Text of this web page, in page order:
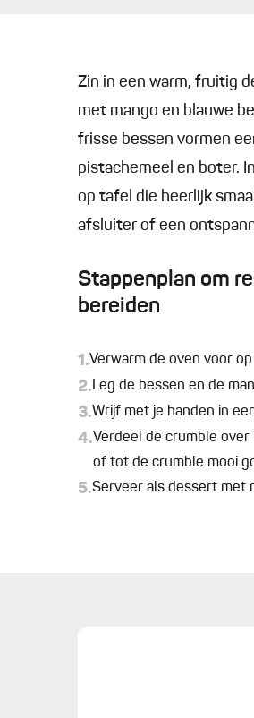
Zin in een warm, fruitig
met mango en blauwe
frisse bessen vormen
pistachemeel en boter.
op tafel die heerlijk
afsluiter of een
Stappenplan om
bereiden
1.Verwarm de oven voor
2.Leg de bessen en de
3.Wrijf met je handen in
4.Verdeel de crumble
of tot de crumble mooi
5.Serveer als dessert met